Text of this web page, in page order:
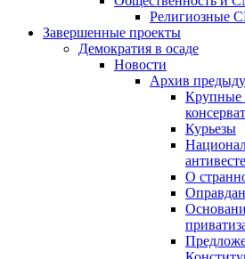
Религиозные
Завершенные проекты
Демократия в осаде
Новости
Архив
Крупные
Курьезы
О